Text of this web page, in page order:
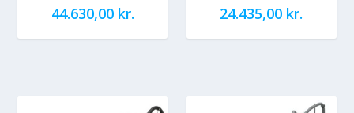
44.630,00 kr. 24.435,00 kr.